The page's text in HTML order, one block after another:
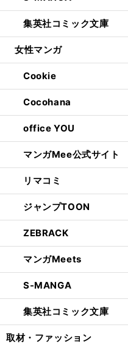
集英社コミック文庫
女性マンガ
Cookie
Cocohana
office YOU
マンガMee公式サイト
リマコミ
ジャンプTOON
ZEBRACK
マンガMeets
S-MANGA
集英社コミック文庫
取材・ファッション